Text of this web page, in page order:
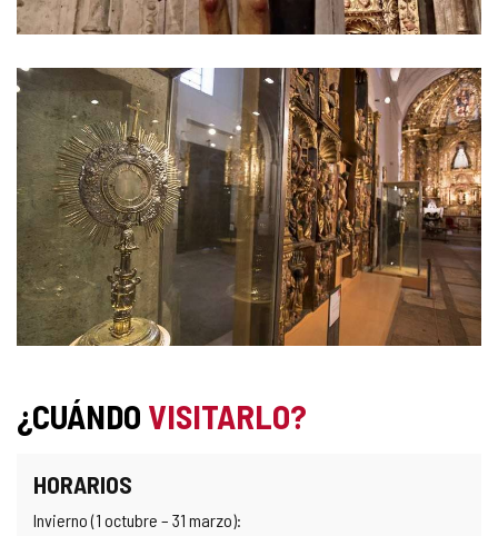
¿CUÁNDO VISITARLO?
HORARIOS
Invierno (1 octubre – 31 marzo):